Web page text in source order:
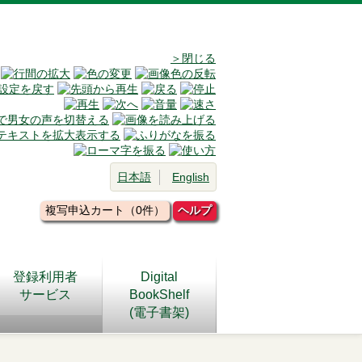
＞閉じる
日本語 English
複写申込カート（0件） ヘルプ
登録利用者
サービス
Digital
BookShelf
(電子書架)